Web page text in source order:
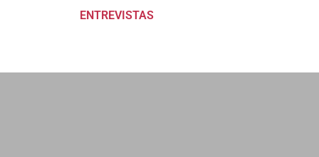
ENTREVISTAS